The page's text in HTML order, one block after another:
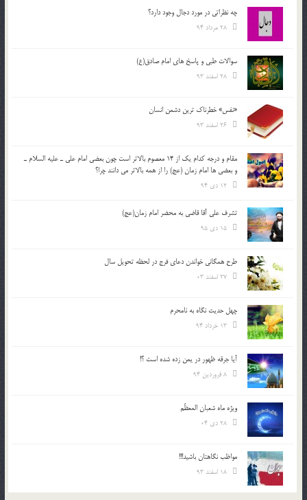
چه نظراتی در مورد دجال وجود دارد؟
سوالات طبی و پاسخ های امام صادق(ع)
«نفس» خطرناک ترین دشمن انسان
مقام و درجه كدام يك از 14 معصوم بالاتر است چون بعضي امام علي ـ عليه السلام ـ
و بعضي ها امام زمان (عج) را از همه بالاتر مي دانند چرا؟
تشرف علي آقا قاضي به محضر امام زمان(عج)
طرح همگانی خواندن دعای فرج در لحظه تحویل سال
چهل حدیث نگاه به نامحرم
آیا جرقه ظهور در یمن زده شده است ؟!
ویژه ماه شعبان المعظّم
مواظب نگاهتان باشید!!!